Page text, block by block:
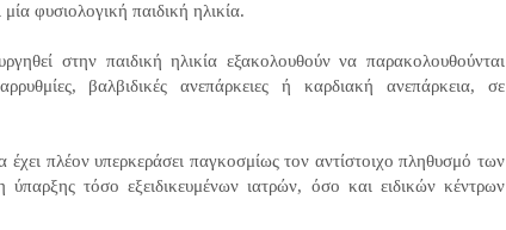
φυσιολογική παιδική ηλικία.
στην παιδική ηλικία εξακολουθούν να παρακολουθούνται
βαλβιδικές ανεπάρκειες ή καρδιακή ανεπάρκεια, σε
πλέον υπερκεράσει παγκοσμίως τον αντίστοιχο πληθυσμό των
τόσο εξειδικευμένων ιατρών, όσο και ειδικών κέντρων